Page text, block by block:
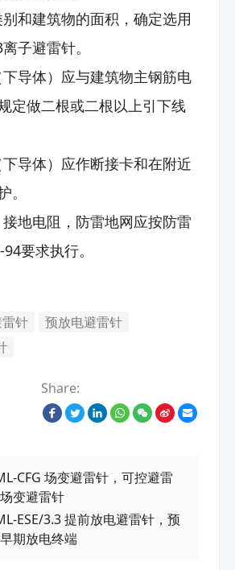
和建筑物的面积，确定选用
子避雷针。
导体）应与建筑物主钢筋电
定做二根或二根以上引下线
导体）应作断接卡和在附近
。
地电阻，防雷地网应按防雷
要求执行。
针
预放电避雷针
Share:
CFG 场变避雷针，可控避雷
变避雷针
ESE/3.3 提前放电避雷针，预
期放电终端